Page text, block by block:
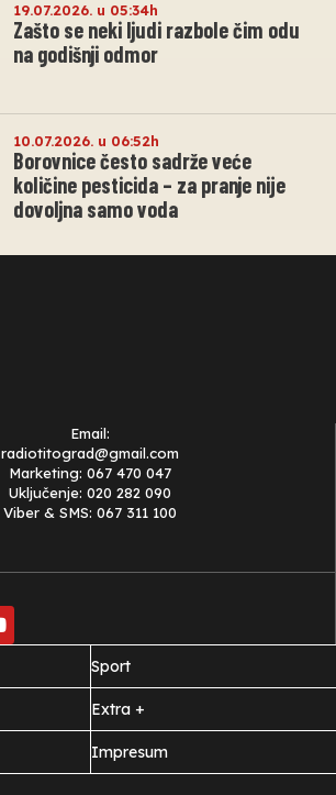
19.07.2026. u 05:34h
Zašto se neki ljudi razbole čim odu
na godišnji odmor
10.07.2026. u 06:52h
Borovnice često sadrže veće
količine pesticida – za pranje nije
dovoljna samo voda
Email:
radiotitograd@gmail.com
Marketing: 067 470 047
Uključenje: 020 282 090
Viber & SMS: 067 311 100
Sport
Extra +
Impresum